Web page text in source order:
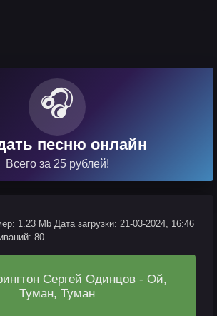
🎧
песню онлайн
Всего за 25 рублей!
1.23 Mb Дата загрузки: 21-03-2024, 16:46
80
Сергей Одинцов - Ой,
Туман, Туман